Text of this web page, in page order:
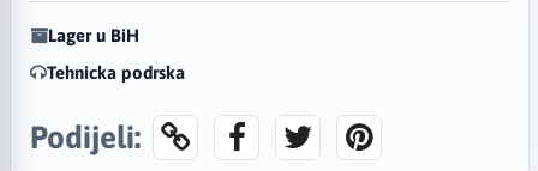
Lager u BiH
Tehnicka podrska
Podijeli: